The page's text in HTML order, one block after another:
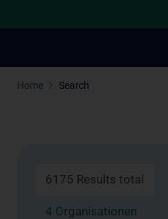
Home Search
6175 Results total
4 Organisationen